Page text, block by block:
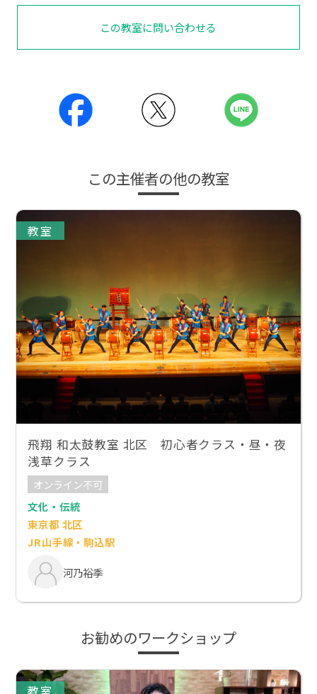
この教室に問い合わせる
この主催者の他の教室
教室
飛翔 和太鼓教室 北区 初心者クラス・昼・夜
浅草クラス
オンライン不可
文化・伝統
東京都 北区
JR山手線・駒込駅
河乃裕季
お勧めのワークショップ
教室